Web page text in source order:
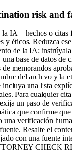
risk and
la IA—hechos o
y éticos. Reduzca
de la IA: instrúyala
base de datos de
memorandos
del archivo y la
una lista
Para cualquier
un paso de
que confirme
una verificación
Resalte el
con una fuente
CHECK